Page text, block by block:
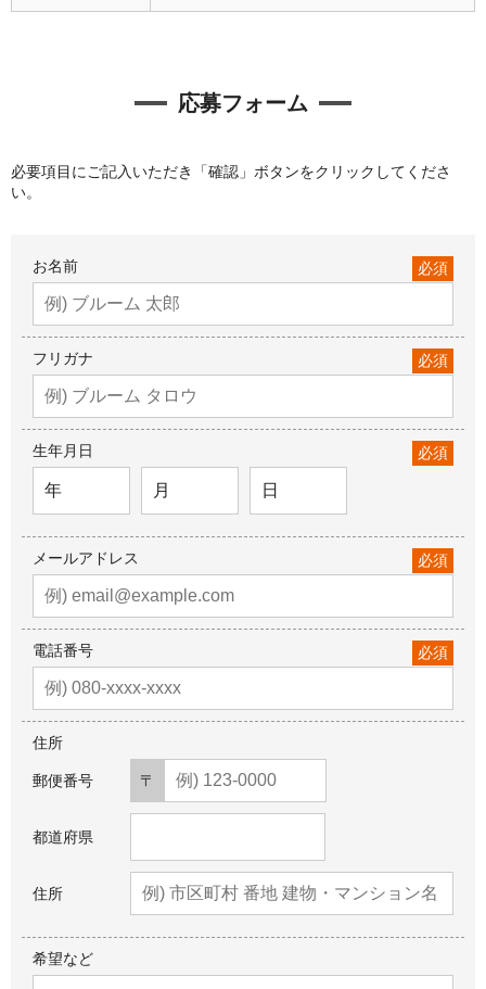
応募フォーム
必要項目にご記入いただき「確認」ボタンをクリックしてくださ
い。
お名前 必須
フリガナ 必須
生年月日 必須
メールアドレス 必須
電話番号 必須
住所
郵便番号
都道府県
住所
希望など